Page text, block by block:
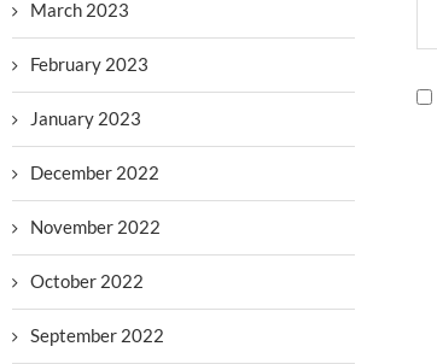
March 2023
February 2023
January 2023
December 2022
November 2022
October 2022
September 2022